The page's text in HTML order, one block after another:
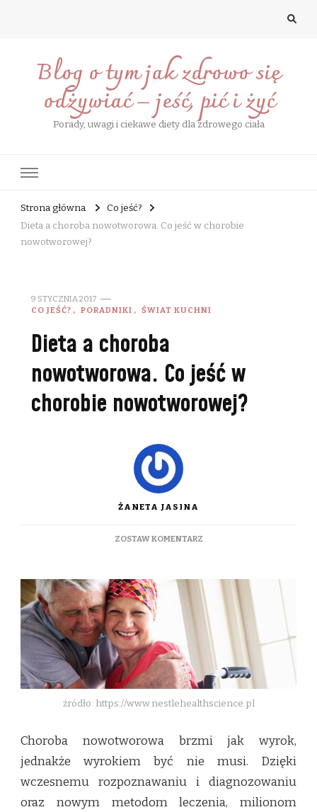
Blog o tym jak zdrowo się
odżywiać – jeść, pić i żyć
Porady, uwagi i ciekawe diety dla zdrowego ciała
Strona główna
Co jeść?
Dieta a choroba nowotworowa. Co jeść w chorobie
nowotworowej?
9 STYCZNIA 2017
CO JEŚĆ?
PORADNIKI ŚWIAT KUCHNI
Dieta a choroba
nowotworowa. Co jeść w
chorobie nowotworowej?
ŻANETA JASINA
ZOSTAW KOMENTARZDO
CHOROBA
NOWOTWOROWA.
CO
JEŚĆ
W
CHOROBIE
NOWOTWOROWEJ?
źródło: https://www.nestlehealthscience.pl
Choroba nowotworowa brzmi jak wyrok,
jednakże wyrokiem być nie musi. Dzięki
wczesnemu rozpoznawaniu i diagnozowaniu
oraz nowym metodom leczenia, milionom